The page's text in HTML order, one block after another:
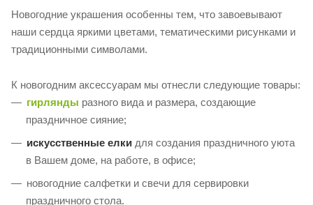
Новогодние украшения особенны тем, что завоевывают
наши сердца яркими цветами, тематическими рисунками и
традиционными символами.
К новогодним аксессуарам мы отнесли следующие товары:
гирлянды разного вида и размера, создающие
праздничное сияние;
искусственные елки для создания праздничного уюта
в Вашем доме, на работе, в офисе;
новогодние салфетки и свечи для сервировки
праздничного стола.